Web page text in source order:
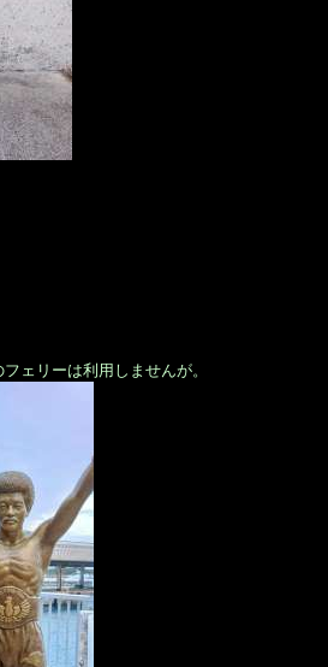
ェリーは利用しませんが。